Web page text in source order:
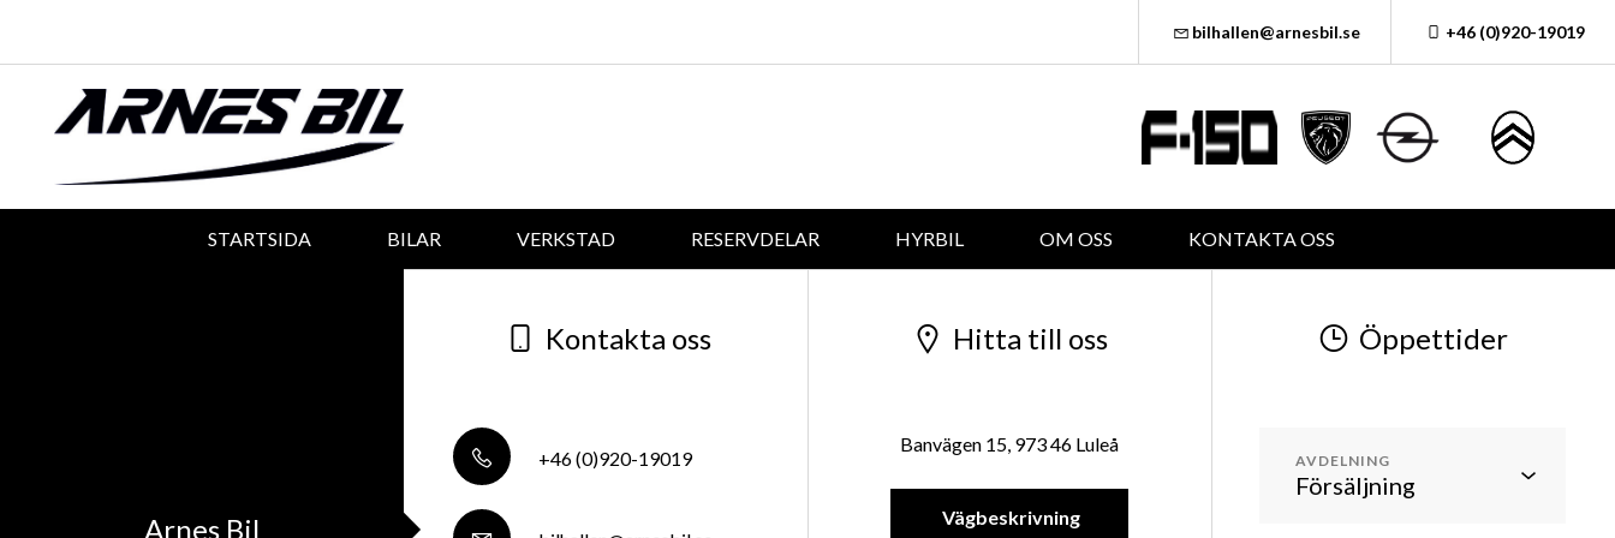
bilhallen@arnesbil.se +46 (0)920-19019
STARTSIDA BILAR VERKSTAD RESERVDELAR HYRBIL OM OSS KONTAKTA OSS
Arnes Bil
Kontakta oss
+46 (0)920-19019
Hitta till oss
Banvägen 15, 973 46 Luleå
Vägbeskrivning
Öppettider
AVDELNING